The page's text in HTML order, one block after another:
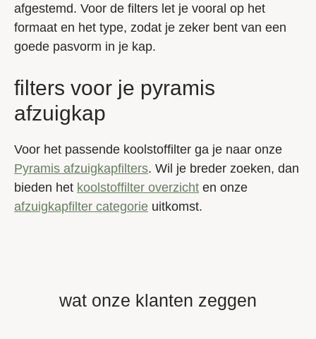
afgestemd. Voor de filters let je vooral op het
formaat en het type, zodat je zeker bent van een
goede pasvorm in je kap.
filters voor je pyramis
afzuigkap
Voor het passende koolstoffilter ga je naar onze
Pyramis afzuigkapfilters. Wil je breder zoeken, dan
bieden het koolstoffilter overzicht en onze
afzuigkapfilter categorie uitkomst.
wat onze klanten zeggen